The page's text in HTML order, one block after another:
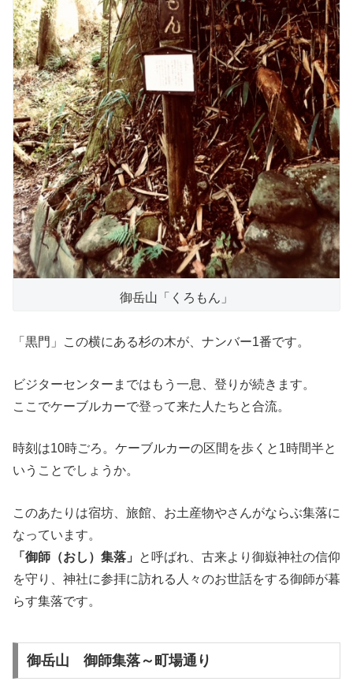
御岳山「くろもん」
「黒門」この横にある杉の木が、ナンバー1番です。
ビジターセンターまではもう一息、登りが続きます。
ここでケーブルカーで登って来た人たちと合流。
時刻は10時ごろ。ケーブルカーの区間を歩くと1時間半と
いうことでしょうか。
このあたりは宿坊、旅館、お土産物やさんがならぶ集落に
なっています。
「御師（おし）集落」
と呼ばれ、古来より御嶽神社の信仰
を守り、神社に参拝に訪れる人々のお世話をする御師が暮
らす集落です。
御岳山 御師集落～町場通り